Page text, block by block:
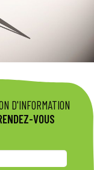
D'INFORMATION
VOUS